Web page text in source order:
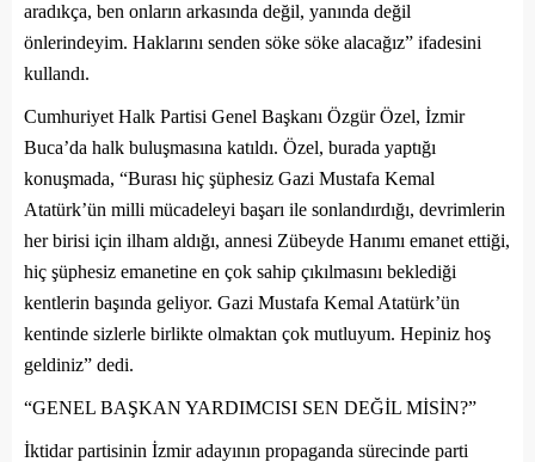
aradıkça, ben onların arkasında değil, yanında değil
önlerindeyim. Haklarını senden söke söke alacağız” ifadesini
kullandı.
Cumhuriyet Halk Partisi Genel Başkanı Özgür Özel, İzmir
Buca’da halk buluşmasına katıldı. Özel, burada yaptığı
konuşmada, “Burası hiç şüphesiz Gazi Mustafa Kemal
Atatürk’ün milli mücadeleyi başarı ile sonlandırdığı, devrimlerin
her birisi için ilham aldığı, annesi Zübeyde Hanımı emanet ettiği,
hiç şüphesiz emanetine en çok sahip çıkılmasını beklediği
kentlerin başında geliyor. Gazi Mustafa Kemal Atatürk’ün
kentinde sizlerle birlikte olmaktan çok mutluyum. Hepiniz hoş
geldiniz” dedi.
“GENEL BAŞKAN YARDIMCISI SEN DEĞİL MİSİN?”
İktidar partisinin İzmir adayının propaganda sürecinde parti